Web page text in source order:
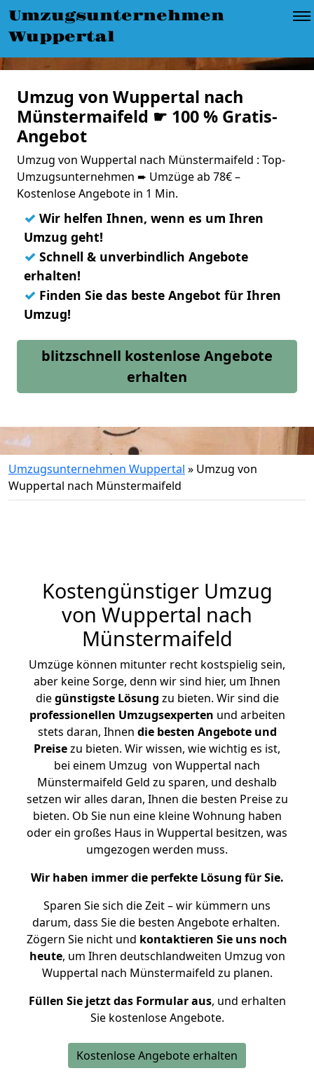
Umzugsunternehmen
Wuppertal
Umzug von Wuppertal nach
Münstermaifeld ☛ 100 % Gratis-
Angebot
Umzug von Wuppertal nach Münstermaifeld : Top-
Umzugsunternehmen ➨ Umzüge ab 78€ –
Kostenlose Angebote in 1 Min.
✓ Wir helfen Ihnen, wenn es um Ihren
Umzug geht!
✓ Schnell & unverbindlich Angebote
erhalten!
✓ Finden Sie das beste Angebot für Ihren
Umzug!
blitzschnell kostenlose Angebote
erhalten
Umzugsunternehmen Wuppertal » Umzug von
Wuppertal nach Münstermaifeld
Kostengünstiger Umzug
von Wuppertal nach
Münstermaifeld
Umzüge können mitunter recht kostspielig sein,
aber keine Sorge, denn wir sind hier, um Ihnen
diegünstigste Lösung zu bieten. Wir sind die
professionellen Umzugsexperten und arbeiten
stets daran, Ihnen die besten Angebote und
Preisezu bieten. Wir wissen, wie wichtig es ist,
bei einem Umzug von Wuppertal nach
Münstermaifeld Geld zu sparen, und deshalb
setzen wir alles daran, Ihnen die besten Preise zu
bieten. Ob Sie nun eine kleine Wohnung haben
oder ein großes Haus in Wuppertal besitzen, was
umgezogen werden muss.
Wir haben immer die perfekte Lösung für Sie.
Sparen Sie sich die Zeit – wir kümmern uns
darum, dass Sie die besten Angebote erhalten.
Zögern Sie nicht und kontaktieren Sie uns noch
heute, um Ihren deutschlandweiten Umzug von
Wuppertal nach Münstermaifeld zu planen.
Füllen Sie jetzt das Formular aus, und erhalten
Sie kostenlose Angebote.
Kostenlose Angebote erhalten